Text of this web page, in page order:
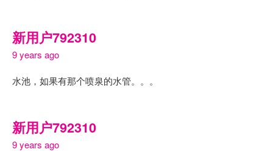
新用户792310
9 years ago
水池，如果有那个喷泉的水管。。。
新用户792310
9 years ago